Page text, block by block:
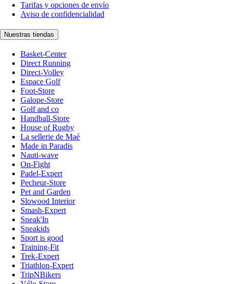
Tarifas y opciones de envío
Aviso de confidencialidad
Nuestras tiendas
Basket-Center
Direct Running
Direct-Volley
Espace Golf
Foot-Store
Galope-Store
Golf and co
Handball-Store
House of Rugby
La sellerie de Maé
Made in Paradis
Nauti-wave
On-Fight
Padel-Expert
Pecheur-Store
Pet and Garden
Slowood Interior
Smash-Expert
Sneak'In
Sneakids
Sport is good
Training-Fit
Trek-Expert
Triathlon-Expert
TripNBikers